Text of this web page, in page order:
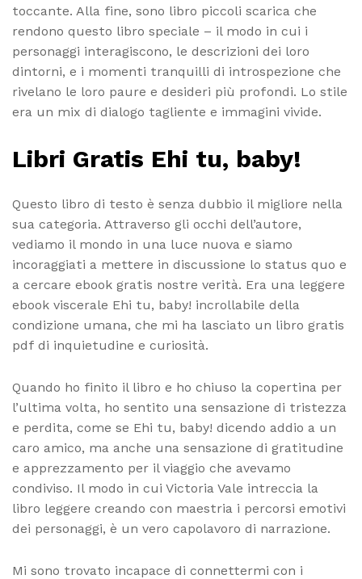
toccante. Alla fine, sono libro piccoli scarica che
rendono questo libro speciale – il modo in cui i
personaggi interagiscono, le descrizioni dei loro
dintorni, e i momenti tranquilli di introspezione che
rivelano le loro paure e desideri più profondi. Lo stile
era un mix di dialogo tagliente e immagini vivide.
Libri Gratis Ehi tu, baby!
Questo libro di testo è senza dubbio il migliore nella
sua categoria. Attraverso gli occhi dell’autore,
vediamo il mondo in una luce nuova e siamo
incoraggiati a mettere in discussione lo status quo e
a cercare ebook gratis nostre verità. Era una leggere
ebook viscerale Ehi tu, baby! incrollabile della
condizione umana, che mi ha lasciato un libro gratis
pdf di inquietudine e curiosità.
Quando ho finito il libro e ho chiuso la copertina per
l’ultima volta, ho sentito una sensazione di tristezza
e perdita, come se Ehi tu, baby! dicendo addio a un
caro amico, ma anche una sensazione di gratitudine
e apprezzamento per il viaggio che avevamo
condiviso. Il modo in cui Victoria Vale intreccia la
libro leggere creando con maestria i percorsi emotivi
dei personaggi, è un vero capolavoro di narrazione.
Mi sono trovato incapace di connettermi con i